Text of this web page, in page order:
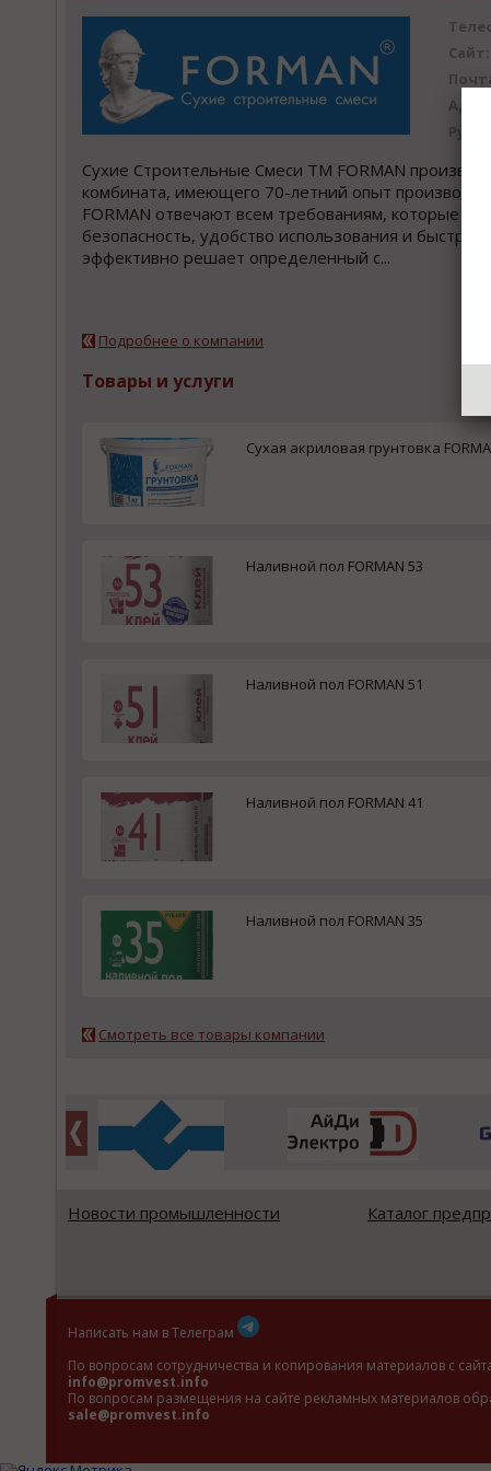
Сайт:
Адрес:
Сухие Строительные Смеси ТМ FORMAN
комбината, имеющего 70-летний опыт
FORMAN отвечают всем требованиям, которые
безопасность, удобство использования и
эффективно решает определенный с...
Подробнее о компании
Товары и услуги
Сухая акриловая грунтовка
Наливной пол FORMAN 53
Наливной пол FORMAN 51
Наливной пол FORMAN 41
Наливной пол FORMAN 35
Смотреть все товары компании
Новости промышленности Каталог
Написать нам в Телеграм
По вопросам сотрудничества и копирования материалов с
info@promvest.info
По вопросам размещения на сайте рекламных материалов
sale@promvest.info